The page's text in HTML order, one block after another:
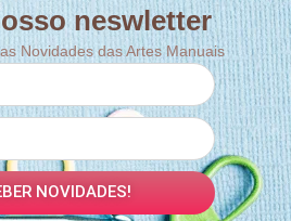
neswletter
Novidades das Artes Manuais
NOVIDADES!